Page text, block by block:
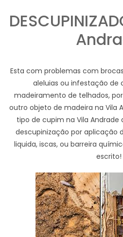
Esta com problemas com
aleluias ou infestação de
madeiramento de telhados,
outro objeto de madeira na Vila
tipo de cupim na Vila Andrade
descupinização por aplicação
liquida, iscas, ou barreira
escrito!